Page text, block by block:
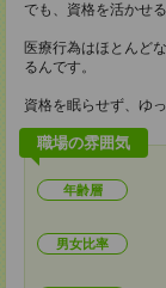
でも、資格を活かせ
医療行為はほとんど
るんです。
資格を眠らせず、ゆ
職場の雰囲気
年齢層
男女比率